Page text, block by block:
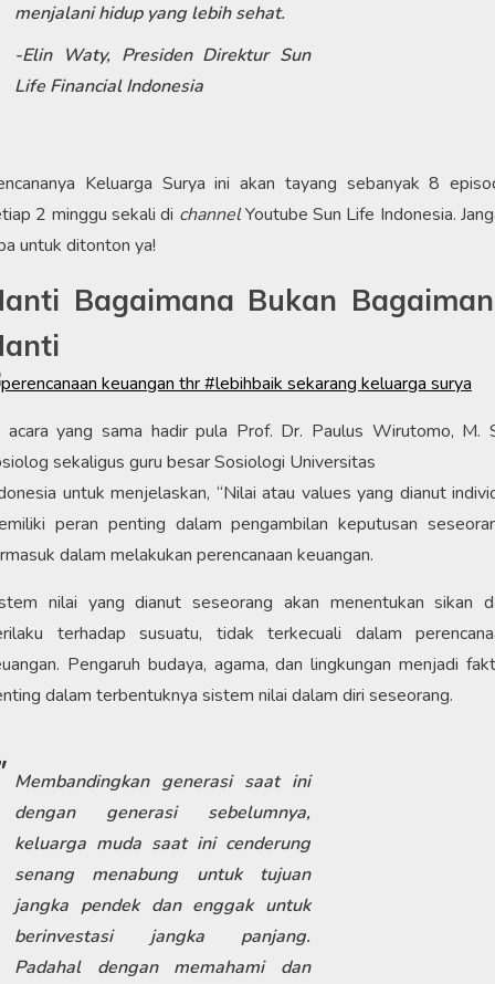
menjalani hidup yang lebih sehat.
-Elin Waty, Presiden Direktur Sun
Life Financial Indonesia
Keluarga Surya ini akan tayang sebanyak 8
2 minggu sekali di channelYoutube Sun Life Indonesia.
untuk ditonton ya!
Bagaimana Bukan
acara yang sama hadir pula Prof. Dr. Paulus Wirutomo, M.
sekaligus guru besar Sosiologi Universitas
untuk menjelaskan, “Nilai atau values yang dianut
peran penting dalam pengambilan keputusan
dalam melakukan perencanaan keuangan.
nilai yang dianut seseorang akan menentukan sikan
terhadap susuatu, tidak terkecuali dalam
Pengaruh budaya, agama, dan lingkungan menjadi
dalam terbentuknya sistem nilai dalam diri seseorang.
Membandingkan generasi saat ini
dengan generasi sebelumnya,
keluarga muda saat ini cenderung
senang menabung untuk tujuan
jangka pendek dan enggak untuk
berinvestasi jangka panjang.
Padahal dengan memahami dan